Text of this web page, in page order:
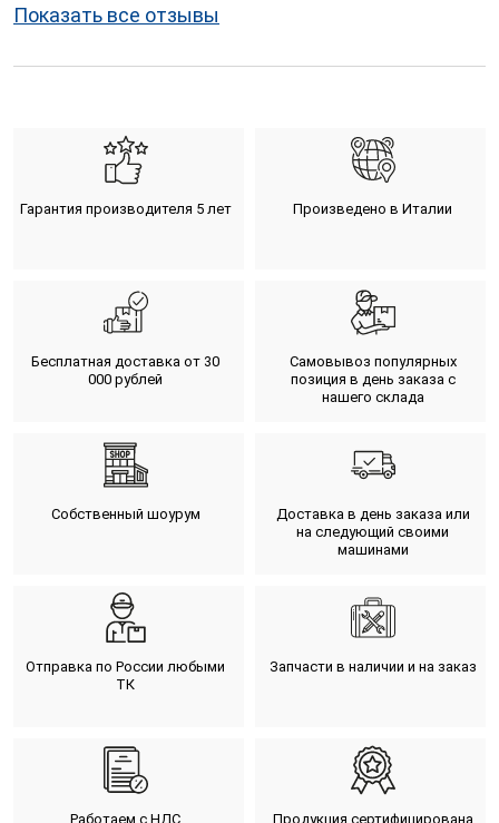
Показать все отзывы
Гарантия производителя 5 лет Произведено в Италии
Бесплатная доставка от 30
000 рублей
Самовывоз популярных
позиция в день заказа с
нашего склада
Собственный шоурум
Доставка в день заказа или
на следующий своими
машинами
Отправка по России любыми
ТК
Запчасти в наличии и на заказ
Работаем с НДС Продукция сертифицирована